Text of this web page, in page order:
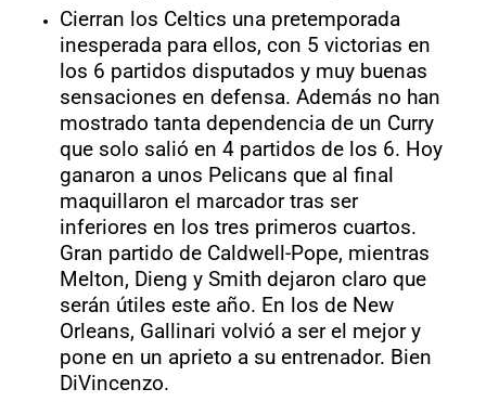
Cierran los Celtics una pretemporada
inesperada para ellos, con 5 victorias en
los 6 partidos disputados y muy buenas
sensaciones en defensa. Además no han
mostrado tanta dependencia de un Curry
que solo salió en 4 partidos de los 6. Hoy
ganaron a unos Pelicans que al final
maquillaron el marcador tras ser
inferiores en los tres primeros cuartos.
Gran partido de Caldwell-Pope, mientras
Melton, Dieng y Smith dejaron claro que
serán útiles este año. En los de New
Orleans, Gallinari volvió a ser el mejor y
pone en un aprieto a su entrenador. Bien
DiVincenzo.